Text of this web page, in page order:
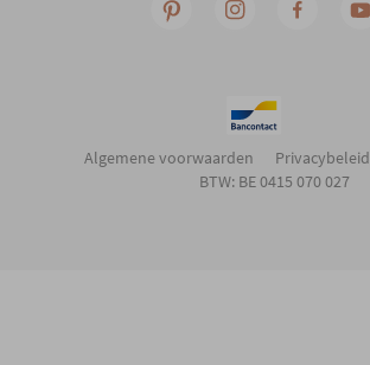
Algemene voorwaarden Privacybeleid
BTW: BE 0415 070 027